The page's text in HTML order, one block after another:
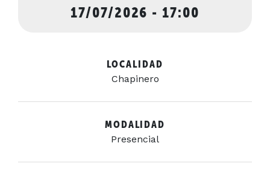
17/07/2026 - 17:00
LOCALIDAD
Chapinero
MODALIDAD
Presencial